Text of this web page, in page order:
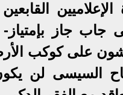
جاب جاز
على كوكب
السيسى لن